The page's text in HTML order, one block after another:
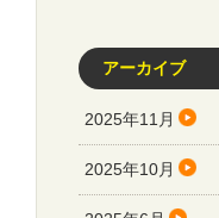
アーカイブ
2025年11月
2025年10月